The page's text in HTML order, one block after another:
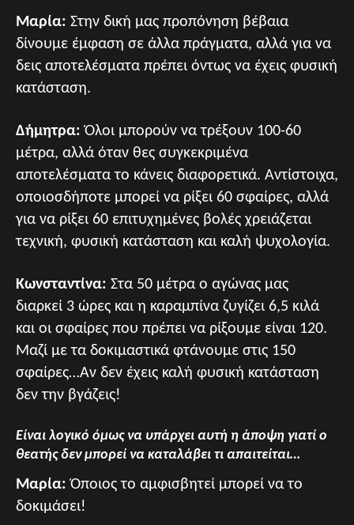
Μαρία: Στην δική μας προπόνηση βέβαια
δίνουμε έμφαση σε άλλα πράγματα, αλλά για να
δεις αποτελέσματα πρέπει όντως να έχεις φυσική
κατάσταση.
Δήμητρα: Όλοι μπορούν να τρέξουν 100-60
μέτρα, αλλά όταν θες συγκεκριμένα
αποτελέσματα το κάνεις διαφορετικά. Αντίστοιχα,
οποιοσδήποτε μπορεί να ρίξει 60 σφαίρες, αλλά
για να ρίξει 60 επιτυχημένες βολές χρειάζεται
τεχνική, φυσική κατάσταση και καλή ψυχολογία.
Κωνσταντίνα: Στα 50 μέτρα ο αγώνας μας
διαρκεί 3 ώρες και η καραμπίνα ζυγίζει 6,5 κιλά
και οι σφαίρες που πρέπει να ρίξουμε είναι 120.
Μαζί με τα δοκιμαστικά φτάνουμε στις 150
σφαίρες…Αν δεν έχεις καλή φυσική κατάσταση
δεν την βγάζεις!
Είναι λογικό όμως να υπάρχει αυτή η άποψη γιατί ο
θεατής δεν μπορεί να καταλάβει τι απαιτείται…
Μαρία: Όποιος το αμφισβητεί μπορεί να το
δοκιμάσει!